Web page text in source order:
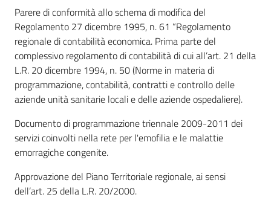
Parere di conformità allo schema di modifica del
Regolamento 27 dicembre 1995, n. 61 “Regolamento
regionale di contabilità economica. Prima parte del
complessivo regolamento di contabilità di cui all’art. 21 della
L.R. 20 dicembre 1994, n. 50 (Norme in materia di
programmazione, contabilità, contratti e controllo delle
aziende unità sanitarie locali e delle aziende ospedaliere).
Documento di programmazione triennale 2009-2011 dei
servizi coinvolti nella rete per l'emofilia e le malattie
emorragiche congenite.
Approvazione del Piano Territoriale regionale, ai sensi
dell’art. 25 della L.R. 20/2000.